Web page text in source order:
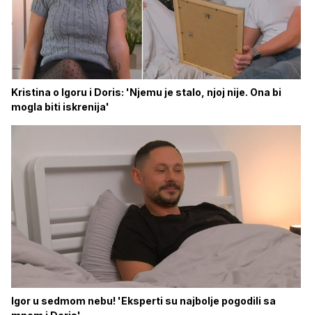
Kristina o Igoru i Doris: 'Njemu je stalo, njoj nije. Ona bi
mogla biti iskrenija'
Igor u sedmom nebu! 'Eksperti su najbolje pogodili sa